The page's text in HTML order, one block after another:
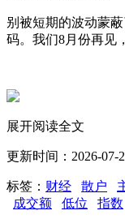
别被短期的波动蒙
码。我们8月份再见
展开阅读全文
更新时间：2026-07-
标签： 财经 散户
成交额
低位 指数